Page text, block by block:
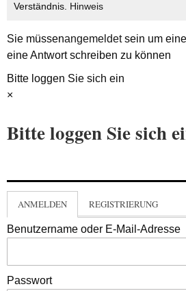
Verständnis. Hinweis
Sie müssenangemeldetsein um
eine Antwort schreiben zu können
Bitte loggen Sie sich ein
×
Bitte loggen Sie sich
ANMELDEN REGISTRIERUNG
Benutzername oder E-Mail-Adresse
Passwort